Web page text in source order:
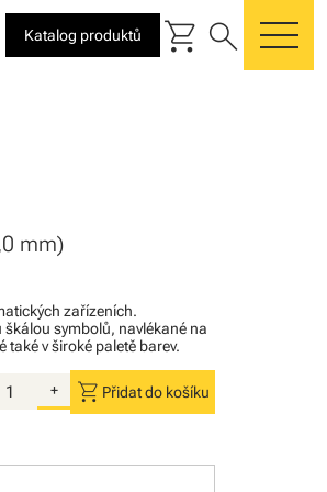
Katalog produktů shopping_cart search
mm)
zařízeních.
symbolů, navlékané na
také v široké paletě barev.
+ shopping_cart Přidat do košíku